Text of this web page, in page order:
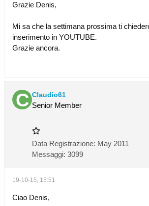
Grazie Denis,
Mi sa che la settimana prossima ti
inserimento in YOUTUBE.
Grazie ancora.
Claudio61
Senior Member
Data Registrazione: May 2011
Messaggi: 3099
19-10-15, 15:51
Ciao Denis,